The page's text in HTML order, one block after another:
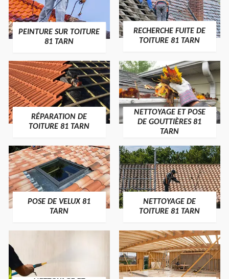
PEINTURE SUR TOITURE
81 TARN
RECHERCHE FUITE DE
TOITURE 81 TARN
RÉPARATION DE
TOITURE 81 TARN
NETTOYAGE ET POSE
DE GOUTTIÈRES 81
TARN
POSE DE VELUX 81
TARN
NETTOYAGE DE
TOITURE 81 TARN